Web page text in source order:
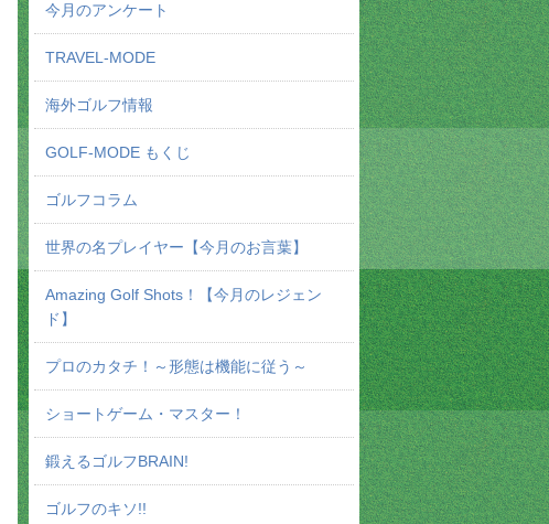
今月のアンケート
TRAVEL-MODE
海外ゴルフ情報
GOLF-MODE もくじ
ゴルフコラム
世界の名プレイヤー【今月のお言葉】
Amazing Golf Shots！【今月のレジェン
ド】
プロのカタチ！～形態は機能に従う～
ショートゲーム・マスター！
鍛えるゴルフBRAIN!
ゴルフのキソ!!